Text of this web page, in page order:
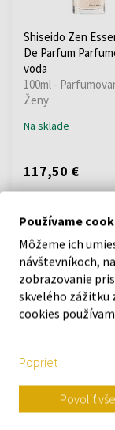
Shiseido Zen
De Parfum
voda
100ml -
Ženy
Na sklade
117,50 €
Spevňujúci telový
- Ženy
Na sklade
Používame
Môžeme ich
návštevníkoch,
zobrazovanie
skvelého zážitku
cookies
Poprieť
Povoliť